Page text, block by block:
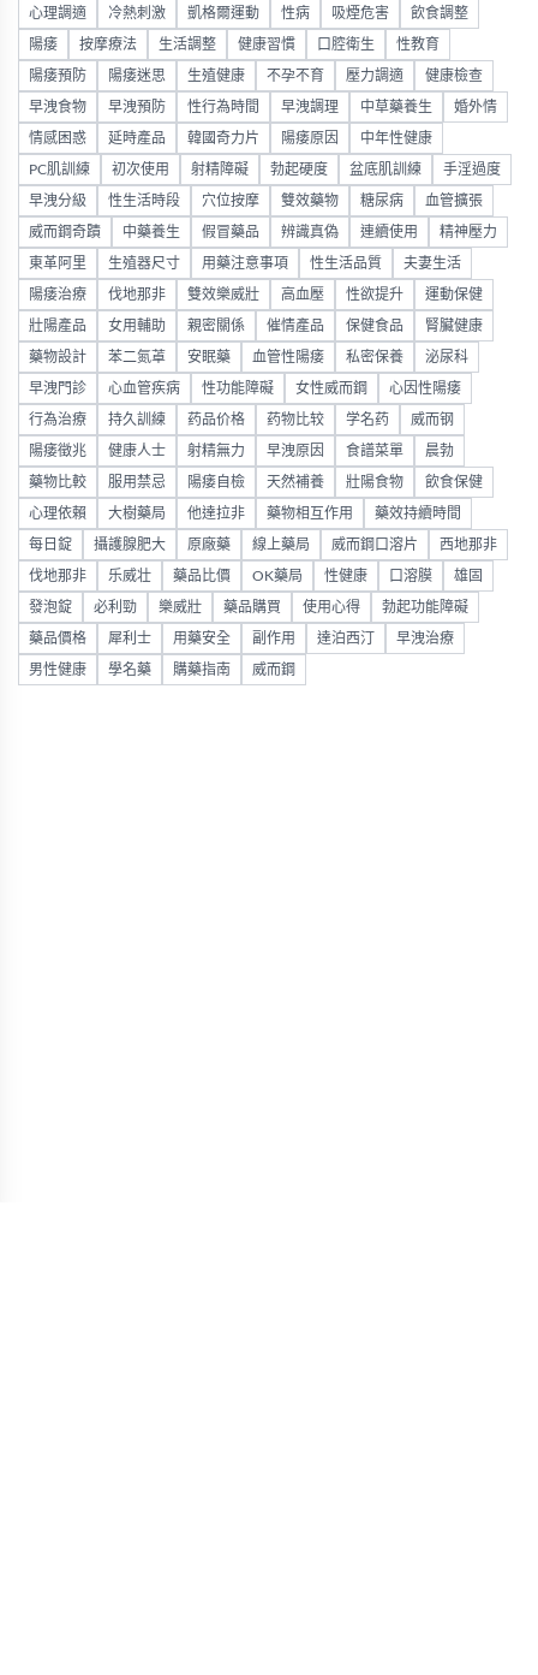
心理調適 冷熱刺激 凱格爾運動 性病 吸煙危害 飲食調整
陽痿 按摩療法 生活調整 健康習慣 口腔衛生 性教育
陽痿預防 陽痿迷思 生殖健康 不孕不育 壓力調適 健康檢查
早洩食物 早洩預防 性行為時間 早洩調理 中草藥養生 婚外情
情感困惑 延時產品 韓國奇力片 陽痿原因 中年性健康
PC肌訓練 初次使用 射精障礙 勃起硬度 盆底肌訓練 手淫過度
早洩分級 性生活時段 穴位按摩 雙效藥物 糖尿病 血管擴張
威而鋼奇蹟 中藥養生 假冒藥品 辨識真偽 連續使用 精神壓力
東革阿里 生殖器尺寸 用藥注意事項 性生活品質 夫妻生活
陽痿治療 伐地那非 雙效樂威壯 高血壓 性欲提升 運動保健
壯陽產品 女用輔助 親密關係 催情產品 保健食品 腎臟健康
藥物設計 苯二氮䓬 安眠藥 血管性陽痿 私密保養 泌尿科
早洩門診 心血管疾病 性功能障礙 女性威而鋼 心因性陽痿
行為治療 持久訓練 药品价格 药物比较 学名药 威而钢
陽痿徵兆 健康人士 射精無力 早洩原因 食譜菜單 晨勃
藥物比較 服用禁忌 陽痿自檢 天然補養 壯陽食物 飲食保健
心理依賴 大樹藥局 他達拉非 藥物相互作用 藥效持續時間
每日錠 攝護腺肥大 原廠藥 線上藥局 威而鋼口溶片 西地那非
伐地那非 乐威壮 藥品比價 OK藥局 性健康 口溶膜 雄固
發泡錠 必利勁 樂威壯 藥品購買 使用心得 勃起功能障礙
藥品價格 犀利士 用藥安全 副作用 達泊西汀 早洩治療
男性健康 學名藥 購藥指南 威而鋼